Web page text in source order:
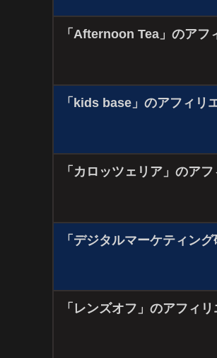
「Afternoon Tea」のアフ
「kids base」のアフィリ
「カロッツェリア」のア
「デジタルマーケティン
「レンズオフ」のアフィ